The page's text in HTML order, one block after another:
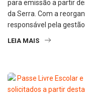
para emissão a partir
da Serra. Com a
responsável pela
LEIA MAIS